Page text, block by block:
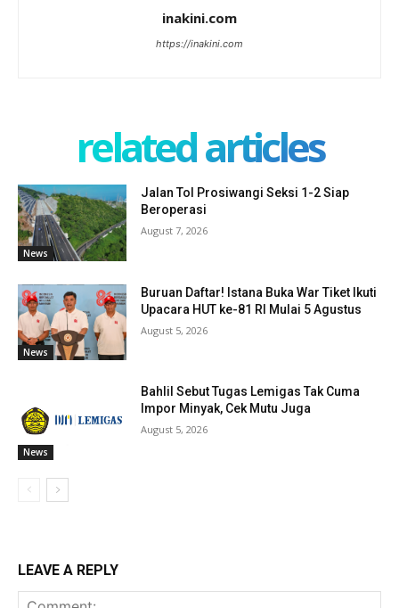
inakini.com
https://inakini.com
related articles
News
Jalan Tol Prosiwangi Seksi 1-2 Siap
Beroperasi
August 7, 2026
News
Buruan Daftar! Istana Buka War Tiket Ikuti
Upacara HUT ke-81 RI Mulai 5 Agustus
August 5, 2026
News
Bahlil Sebut Tugas Lemigas Tak Cuma
Impor Minyak, Cek Mutu Juga
August 5, 2026
LEAVE A REPLY